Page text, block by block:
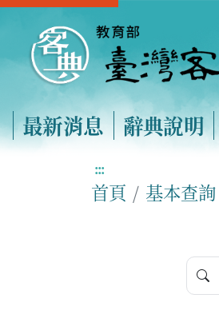
最新消息 辭典說明
:::
首頁 基本查詢